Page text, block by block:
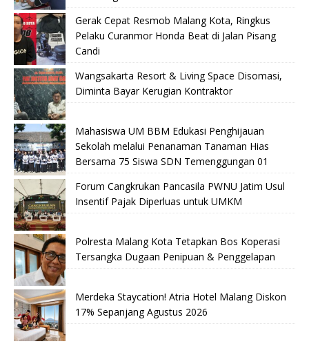
Gerak Cepat Resmob Malang Kota, Ringkus
Pelaku Curanmor Honda Beat di Jalan Pisang
Candi
Wangsakarta Resort & Living Space Disomasi,
Diminta Bayar Kerugian Kontraktor
Mahasiswa UM BBM Edukasi Penghijauan
Sekolah melalui Penanaman Tanaman Hias
Bersama 75 Siswa SDN Temenggungan 01
Forum Cangkrukan Pancasila PWNU Jatim Usul
Insentif Pajak Diperluas untuk UMKM
Polresta Malang Kota Tetapkan Bos Koperasi
Tersangka Dugaan Penipuan & Penggelapan
Merdeka Staycation! Atria Hotel Malang Diskon
17% Sepanjang Agustus 2026